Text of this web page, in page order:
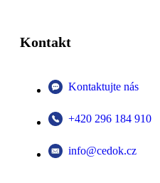
Kontakt
Kontaktujte nás
+420 296 184 910
info@cedok.cz